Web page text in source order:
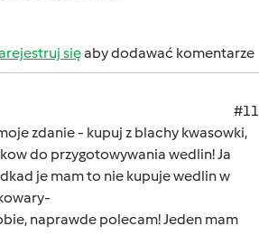
sięaby dodawać komentarze
#11
zdanie - kupuj z blachy kwasowki,
do przygotowywania wedlin! Ja
je mam to nie kupuje wedlin w
naprawde polecam! Jeden mam